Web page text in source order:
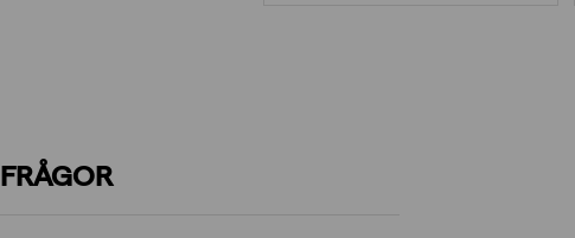
FRÅGOR